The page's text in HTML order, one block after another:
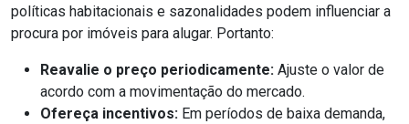
políticas habitacionais e sazonalidades podem influenciar a
procura por imóveis para alugar. Portanto:
Reavalie o preço periodicamente: Ajuste o valor de
acordo com a movimentação do mercado.
Ofereça incentivos: Em períodos de baixa demanda,